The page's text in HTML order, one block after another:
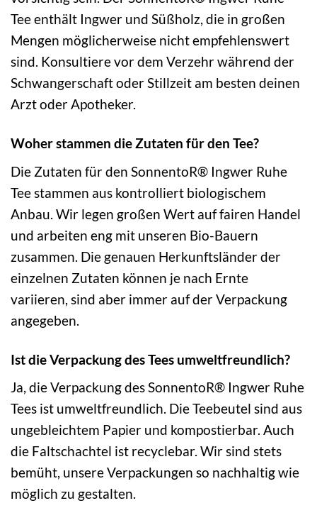
Tee enthält Ingwer und Süßholz, die in großen
Mengen möglicherweise nicht empfehlenswert
sind. Konsultiere vor dem Verzehr während der
Schwangerschaft oder Stillzeit am besten deinen
Arzt oder Apotheker.
Woher stammen die Zutaten für den Tee?
Die Zutaten für den SonnentoR® Ingwer Ruhe
Tee stammen aus kontrolliert biologischem
Anbau. Wir legen großen Wert auf fairen Handel
und arbeiten eng mit unseren Bio-Bauern
zusammen. Die genauen Herkunftsländer der
einzelnen Zutaten können je nach Ernte
variieren, sind aber immer auf der Verpackung
angegeben.
Ist die Verpackung des Tees umweltfreundlich?
Ja, die Verpackung des SonnentoR® Ingwer Ruhe
Tees ist umweltfreundlich. Die Teebeutel sind aus
ungebleichtem Papier und kompostierbar. Auch
die Faltschachtel ist recyclebar. Wir sind stets
bemüht, unsere Verpackungen so nachhaltig wie
möglich zu gestalten.